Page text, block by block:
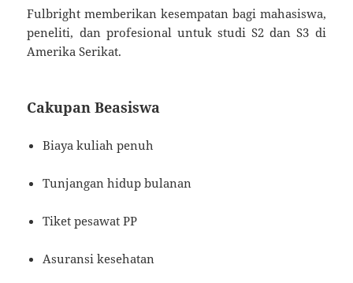
Fulbright memberikan kesempatan bagi mahasiswa,
peneliti, dan profesional untuk studi S2 dan S3 di
Amerika Serikat.
Cakupan Beasiswa
Biaya kuliah penuh
Tunjangan hidup bulanan
Tiket pesawat PP
Asuransi kesehatan